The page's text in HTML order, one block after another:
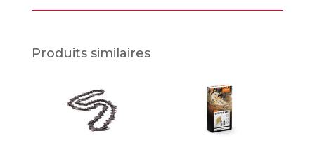
Produits similaires